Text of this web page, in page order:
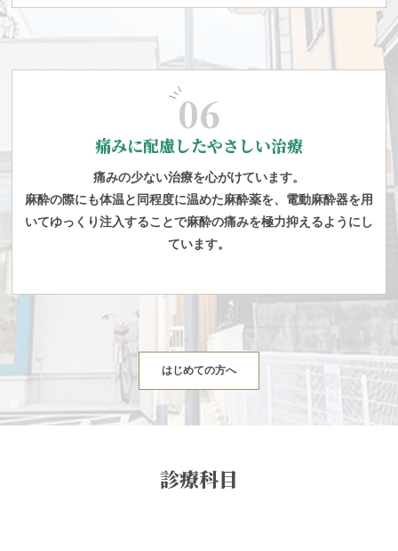
06
痛みに配慮したやさしい治療
痛みの少ない治療を心がけています。
麻酔の際にも体温と同程度に温めた麻酔薬を、電動麻酔器を用
いてゆっくり注入することで麻酔の痛みを極力抑えるようにし
ています。
はじめての方へ
診療科目